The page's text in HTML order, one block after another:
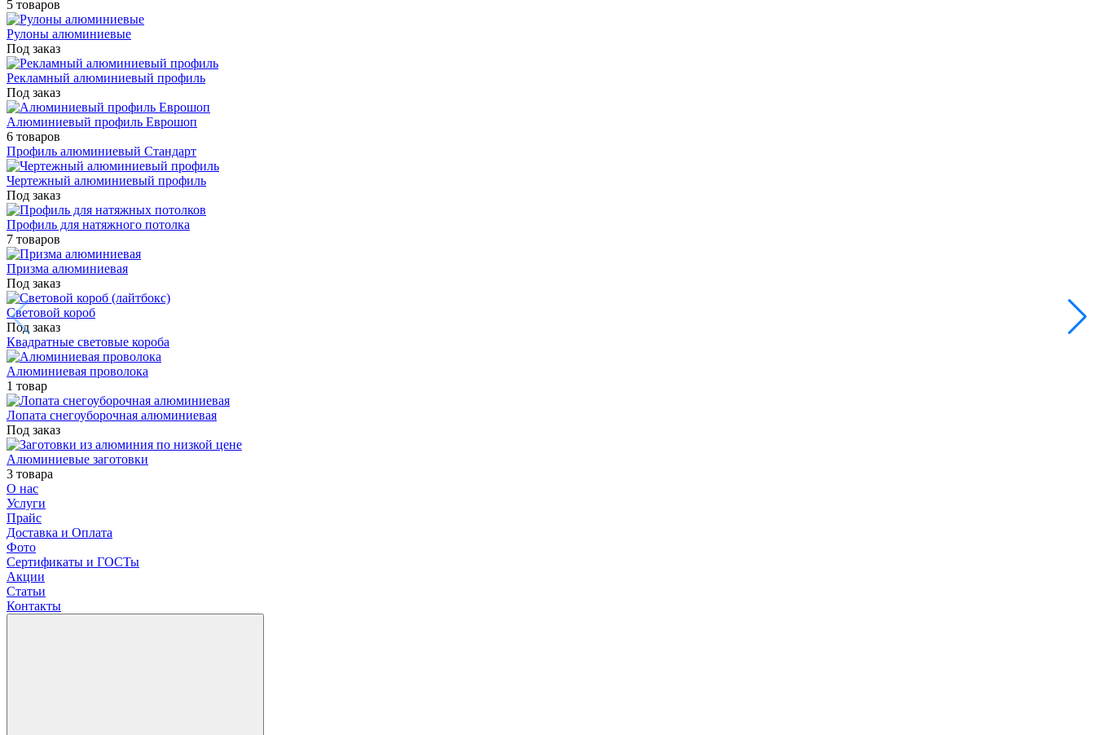
5 товаров
Рулоны алюминиевые
Под заказ
Рекламный алюминиевый профиль
Под заказ
Алюминиевый профиль Еврошоп
6 товаров
Профиль алюминиевый Стандарт
Чертежный алюминиевый профиль
Под заказ
Профиль для натяжного потолка
7 товаров
Призма алюминиевая
Под заказ
Световой короб
Под заказ
Квадратные световые короба
Алюминиевая проволока
1 товар
Лопата снегоуборочная алюминиевая
Под заказ
Алюминиевые заготовки
3 товара
О нас
Услуги
Прайс
Доставка и Оплата
Фото
Сертификаты и ГОСТы
Акции
Статьи
Контакты